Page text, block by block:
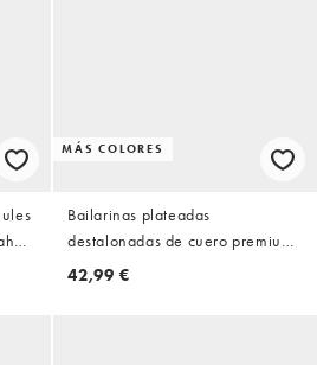
MÁS COLORES
Bailarinas plateadas
destalonadas de cuero premium
Lenza de ASOS DESIGN
42,99 €